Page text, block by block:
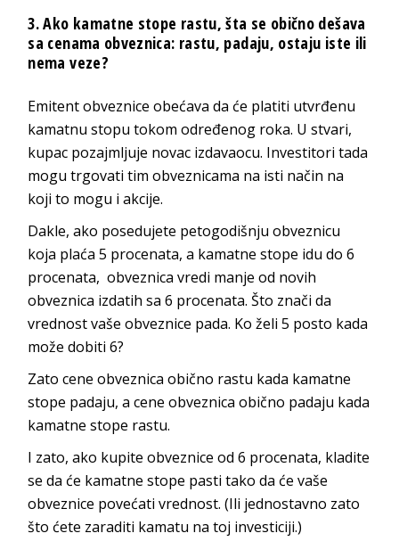
3. Ako kamatne stope rastu, šta se obično dešava
sa cenama obveznica: rastu, padaju, ostaju iste ili
nema veze?
Emitent obveznice obećava da će platiti utvrđenu
kamatnu stopu tokom određenog roka. U stvari,
kupac pozajmljuje novac izdavaocu. Investitori tada
mogu trgovati tim obveznicama na isti način na
koji to mogu i akcije.
Dakle, ako posedujete petogodišnju obveznicu
koja plaća 5 procenata, a kamatne stope idu do 6
procenata, obveznica vredi manje od novih
obveznica izdatih sa 6 procenata. Što znači da
vrednost vaše obveznice pada. Ko želi 5 posto kada
može dobiti 6?
Zato cene obveznica obično rastu kada kamatne
stope padaju, a cene obveznica obično padaju kada
kamatne stope rastu.
I zato, ako kupite obveznice od 6 procenata, kladite
se da će kamatne stope pasti tako da će vaše
obveznice povećati vrednost. (Ili jednostavno zato
što ćete zaraditi kamatu na toj investiciji.)